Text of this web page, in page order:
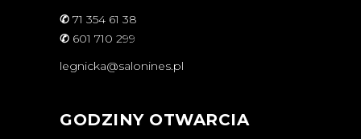
✆ 71 354 61 38
✆ 601 710 299
legnicka@salonines.pl
GODZINY OTWARCIA